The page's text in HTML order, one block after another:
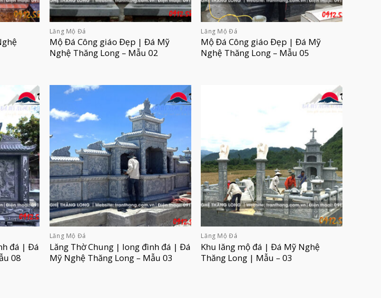
Lăng Mộ Đá
Mộ Đá Công giáo Đẹp | Đá Mỹ
Nghệ Thăng Long – Mẫu 02
Lăng Mộ Đá
Mộ Đá Công giáo Đẹp | Đá Mỹ
Nghệ Thăng Long – Mẫu 05
đá | Đá
08
Lăng Mộ Đá
Lăng Thờ Chung | long đình đá | Đá
Mỹ Nghệ Thăng Long – Mẫu 03
Lăng Mộ Đá
Khu lăng mộ đá | Đá Mỹ Nghệ
Thăng Long | Mẫu – 03